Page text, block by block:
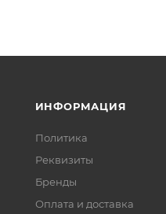
ИНФОРМАЦИЯ
Политика
Реквизиты
Бренды
Оплата и доставка